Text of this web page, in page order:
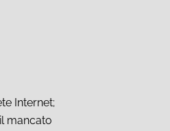
Internet;
mancato